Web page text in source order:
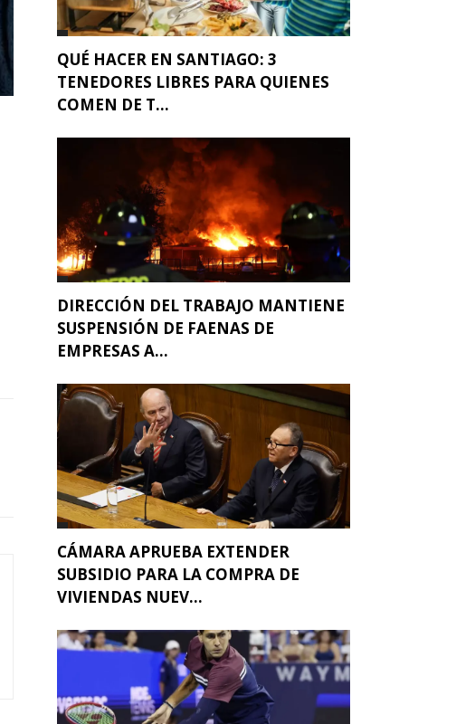
QUÉ HACER EN SANTIAGO: 3
TENEDORES LIBRES PARA QUIENES
COMEN DE T...
DIRECCIÓN DEL TRABAJO MANTIENE
SUSPENSIÓN DE FAENAS DE
EMPRESAS A...
CÁMARA APRUEBA EXTENDER
SUBSIDIO PARA LA COMPRA DE
VIVIENDAS NUEV...